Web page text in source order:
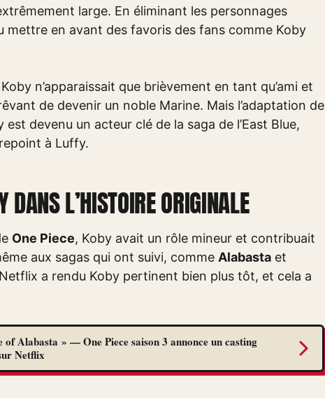
large. En éliminant les personnages
mettre en avant des favoris des fans comme Koby
Koby n’apparaissait que brièvement en tant qu’ami et
de devenir un noble Marine. Mais l’adaptation de
devenu un acteur clé de la saga de l’East Blue,
à Luffy.
L’HISTOIRE ORIGINALE
One Piece, Koby avait un rôle mineur et contribuait
aux sagas qui ont suivi, comme Alabasta et
a rendu Koby pertinent bien plus tôt, et cela a
of Alabasta » — One Piece saison 3 annonce un casting
Netflix